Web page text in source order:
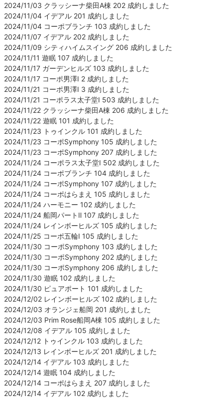
2024/11/03 クラッシーナ柴田A棟 202 成約しました
2024/11/04 イデアル 201 成約しました
2024/11/04 コーポブランチ 103 成約しました
2024/11/07 イデアル 202 成約しました
2024/11/09 シティハイムスイング 206 成約しました
2024/11/11 遊眠 107 成約しました
2024/11/17 ガーデンヒルズ 103 成約しました
2024/11/17 コーポ男澤Ⅰ 2 成約しました
2024/11/21 コーポ男澤Ⅰ 3 成約しました
2024/11/21 コーポラス太子堂Ⅰ 503 成約しました
2024/11/22 クラッシーナ柴田A棟 206 成約しました
2024/11/22 遊眠 101 成約しました
2024/11/23 トゥインクル 101 成約しました
2024/11/23 コーポSymphony 105 成約しました
2024/11/23 コーポSymphony 207 成約しました
2024/11/24 コーポラス太子堂Ⅰ 502 成約しました
2024/11/24 コーポブランチ 104 成約しました
2024/11/24 コーポSymphony 107 成約しました
2024/11/24 コーポはらまえ 105 成約しました
2024/11/24 ハーモニー 102 成約しました
2024/11/24 船岡パートⅡ 107 成約しました
2024/11/24 レインボーヒルズ 105 成約しました
2024/11/25 コーポ五輪Ⅰ 105 成約しました
2024/11/30 コーポSymphony 103 成約しました
2024/11/30 コーポSymphony 202 成約しました
2024/11/30 コーポSymphony 206 成約しました
2024/11/30 遊眠 102 成約しました
2024/11/30 ピュアポート 101 成約しました
2024/12/02 レインボーヒルズ 102 成約しました
2024/12/03 オランジェ船岡 201 成約しました
2024/12/03 Prim Rose船岡A棟 105 成約しました
2024/12/08 イデアル 105 成約しました
2024/12/12 トゥインクル 103 成約しました
2024/12/13 レインボーヒルズ 201 成約しました
2024/12/14 イデアル 103 成約しました
2024/12/14 遊眠 104 成約しました
2024/12/14 コーポはらまえ 207 成約しました
2024/12/14 イデアル 102 成約しました